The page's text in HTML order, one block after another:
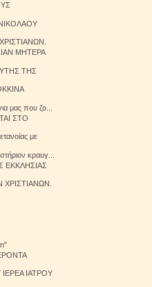
ΜΗΤΕΡΑ
ΤΗΣ
μας που ζο...
ΣΤΟ
με
κραυγ...
ΕΚΚΛΗΣΙΑΣ
ΙΑΤΡΟΥ